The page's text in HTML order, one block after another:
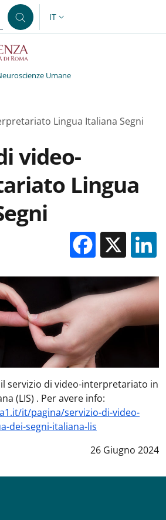
SELETTORE LINGUA:
IT
Umane
Lingua Italiana Segni
video-
Lingua
X
il servizio di video-interpretariato in
(LIS) . Per avere info:
it/pagina/servizio-di-video-
dei-segni-italiana-lis
Data notizia:
26 Giugno 2024